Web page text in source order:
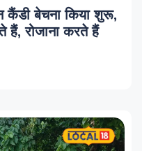
बेचना किया शुरू,
हैं, रोजाना करते हैं